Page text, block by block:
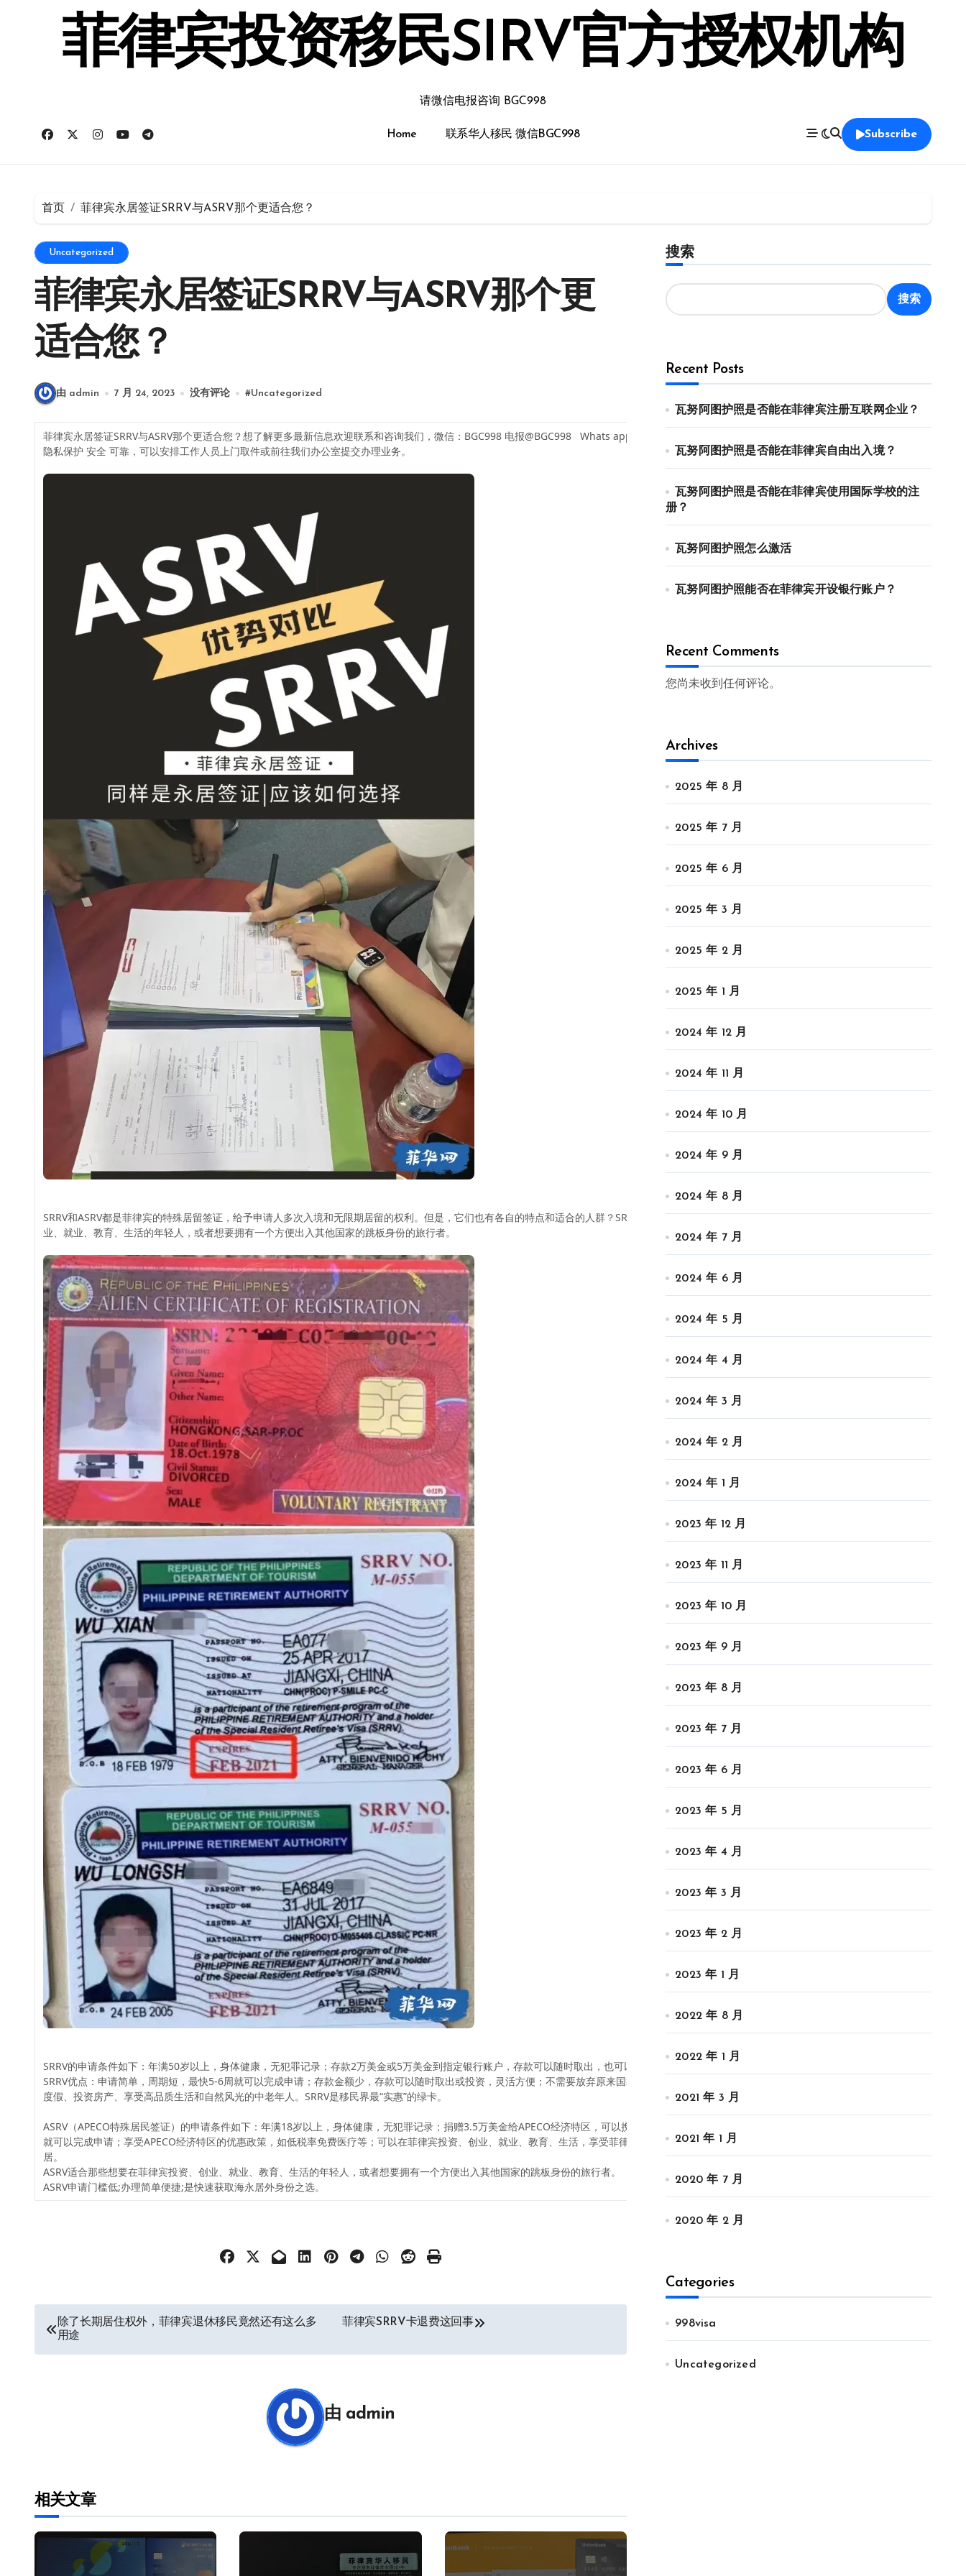
菲律宾投资移民SIRV官方授权机构
请微信电报咨询 BGC998
Home 联系华人移民 微信BGC998 Subscribe
首页 菲律宾永居签证SRRV与ASRV那个更适合您？
Uncategorized
菲律宾永居签证SRRV与ASRV那个更
适合您？
由 admin 7 月 24, 2023 没有评论 #Uncategorized
菲律宾永居签证SRRV与ASRV那个更适合您？想了解更多最新信息欢迎联系和咨询我们，微信：BGC998 电报@BGC998 Whats app：+63 912-0912-222 电话：0912-0912-222 优先使用TG免验证，咨询
隐私保护 安全 可靠，可以安排工作人员上门取件或前往我们办公室提交办理业务。
SRRV和ASRV都是菲律宾的特殊居留签证，给予申请人多次入境和无限期居留的权利。但是，它们也有各自的特点和适合的人群？SRRV适合那些想要在菲律宾投资房产、休闲度假、享受高品质生活和自然风
业、就业、教育、生活的年轻人，或者想要拥有一个方便出入其他国家的跳板身份的旅行者️。
SRRV的申请条件如下：年满50岁以上，身体健康，无犯罪记录；存款2万美金或5万美金到指定银行账户，存款可以随时取出，也可以用于购买等投资；可以携带配偶和未满21岁的子女‍‍。
SRRV优点：申请简单，周期短，最快5-6周就可以完成申请；存款金额少，存款可以随时取出或投资，灵活方便；不需要放弃原来国籍可以兼顾两地的工作生活和就学；享受菲律宾的美丽风光、友好人民低廉
度假、投资房产、享受高品质生活和自然风光的中老年人。SRRV是移民界最“实惠”的绿卡。
ASRV（APECO特殊居民签证）的申请条件如下：年满18岁以上，身体健康，无犯罪记录；捐赠3.5万美金给APECO经济特区，可以携带父母、配偶和未满21岁的子女。一人申请全家移民‍‍。（人数不限）
就可以完成申请；享受APECO经济特区的优惠政策，如低税率免费医疗等；可以在菲律宾投资、创业、就业、教育、生活，享受菲律宾的发展潜力和国际化环境；可以自由出入菲律宾，签证5年更新一次；可
居。
ASRV适合那些想要在菲律宾投资、创业、就业、教育、生活的年轻人，或者想要拥有一个方便出入其他国家的跳板身份的旅行者️。
ASRV申请门槛低;办理简单便捷;是快速获取海永居外身份之选。
文
章
除了长期居住权外，菲律宾退休移民竟然还有这么多
用途
菲律宾SRRV卡退费这回事
由 admin
相关文章
搜索
搜索
Recent Posts
瓦努阿图护照是否能在菲律宾注册互联网企业？
瓦努阿图护照是否能在菲律宾自由出入境？
瓦努阿图护照是否能在菲律宾使用国际学校的注
册？
瓦努阿图护照怎么激活
瓦努阿图护照能否在菲律宾开设银行账户？
Recent Comments
您尚未收到任何评论。
Archives
2025 年 8 月
2025 年 7 月
2025 年 6 月
2025 年 3 月
2025 年 2 月
2025 年 1 月
2024 年 12 月
2024 年 11 月
2024 年 10 月
2024 年 9 月
2024 年 8 月
2024 年 7 月
2024 年 6 月
2024 年 5 月
2024 年 4 月
2024 年 3 月
2024 年 2 月
2024 年 1 月
2023 年 12 月
2023 年 11 月
2023 年 10 月
2023 年 9 月
2023 年 8 月
2023 年 7 月
2023 年 6 月
2023 年 5 月
2023 年 4 月
2023 年 3 月
2023 年 2 月
2023 年 1 月
2022 年 8 月
2022 年 1 月
2021 年 3 月
2021 年 1 月
2020 年 7 月
2020 年 2 月
Categories
998visa
Uncategorized